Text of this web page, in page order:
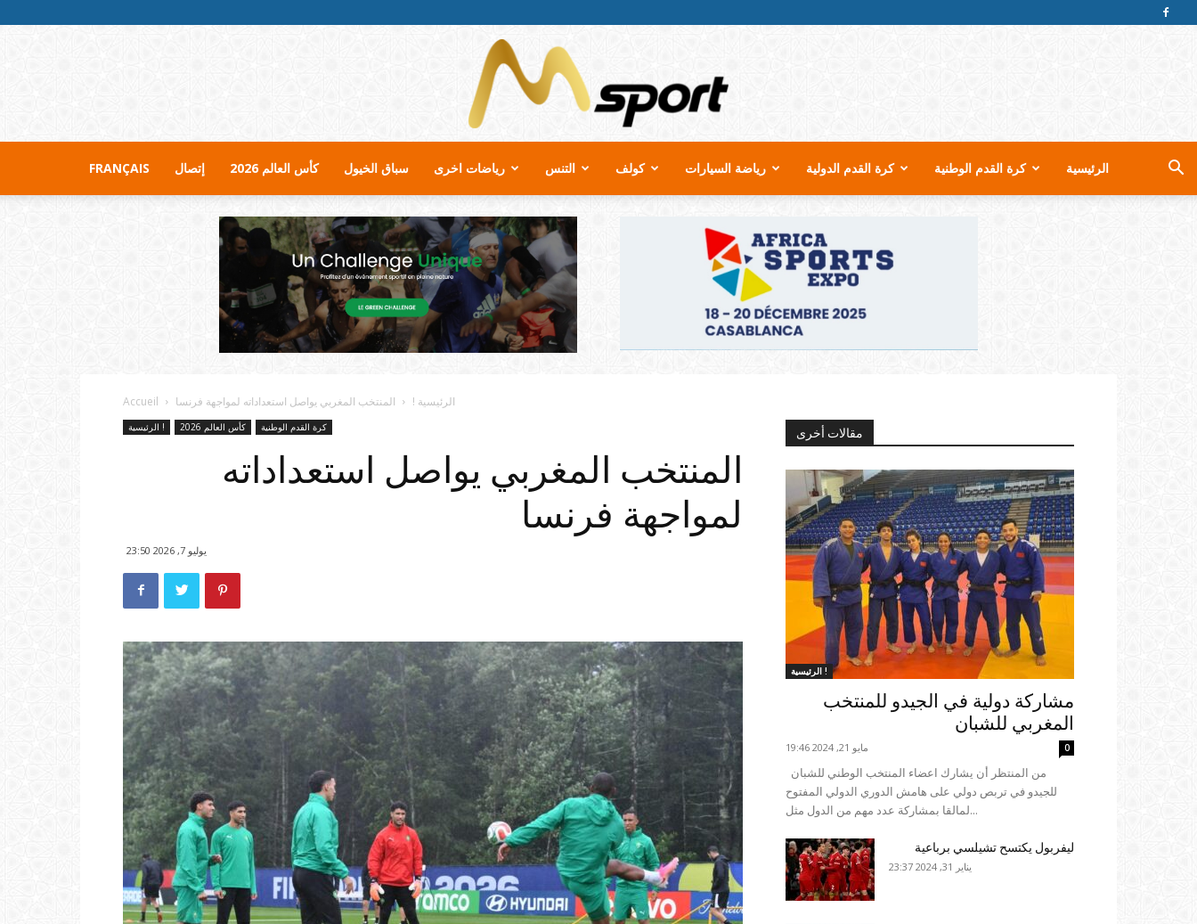
MSport.ma
FRANÇAIS إتصال كأس العالم 2026 سباق الخيول رياضات اخرى التنس كولف رياضة السيارات كرة القدم الدولية كرة القدم الوطنية الرئيسية
Accueil الرئيسية ! المنتخب المغربي يواصل استعداداته لمواجهة فرنسا
الرئيسية ! كأس العالم 2026 كرة القدم الوطنية
المنتخب المغربي يواصل استعداداته
لمواجهة فرنسا
يوليو 7, 2026 23:50
مقالات أخرى
الرئيسية !
مشاركة دولية في الجيدو للمنتخب
المغربي للشبان
مايو 21, 2024 19:46 0
للجيدو في تربص دولي على هامش الدوري الدولي المفتوح
لمالقا بمشاركة عدد مهم من الدول مثل...
ليفربول يكتسح تشيلسي برباعية
يناير 31, 2024 23:37